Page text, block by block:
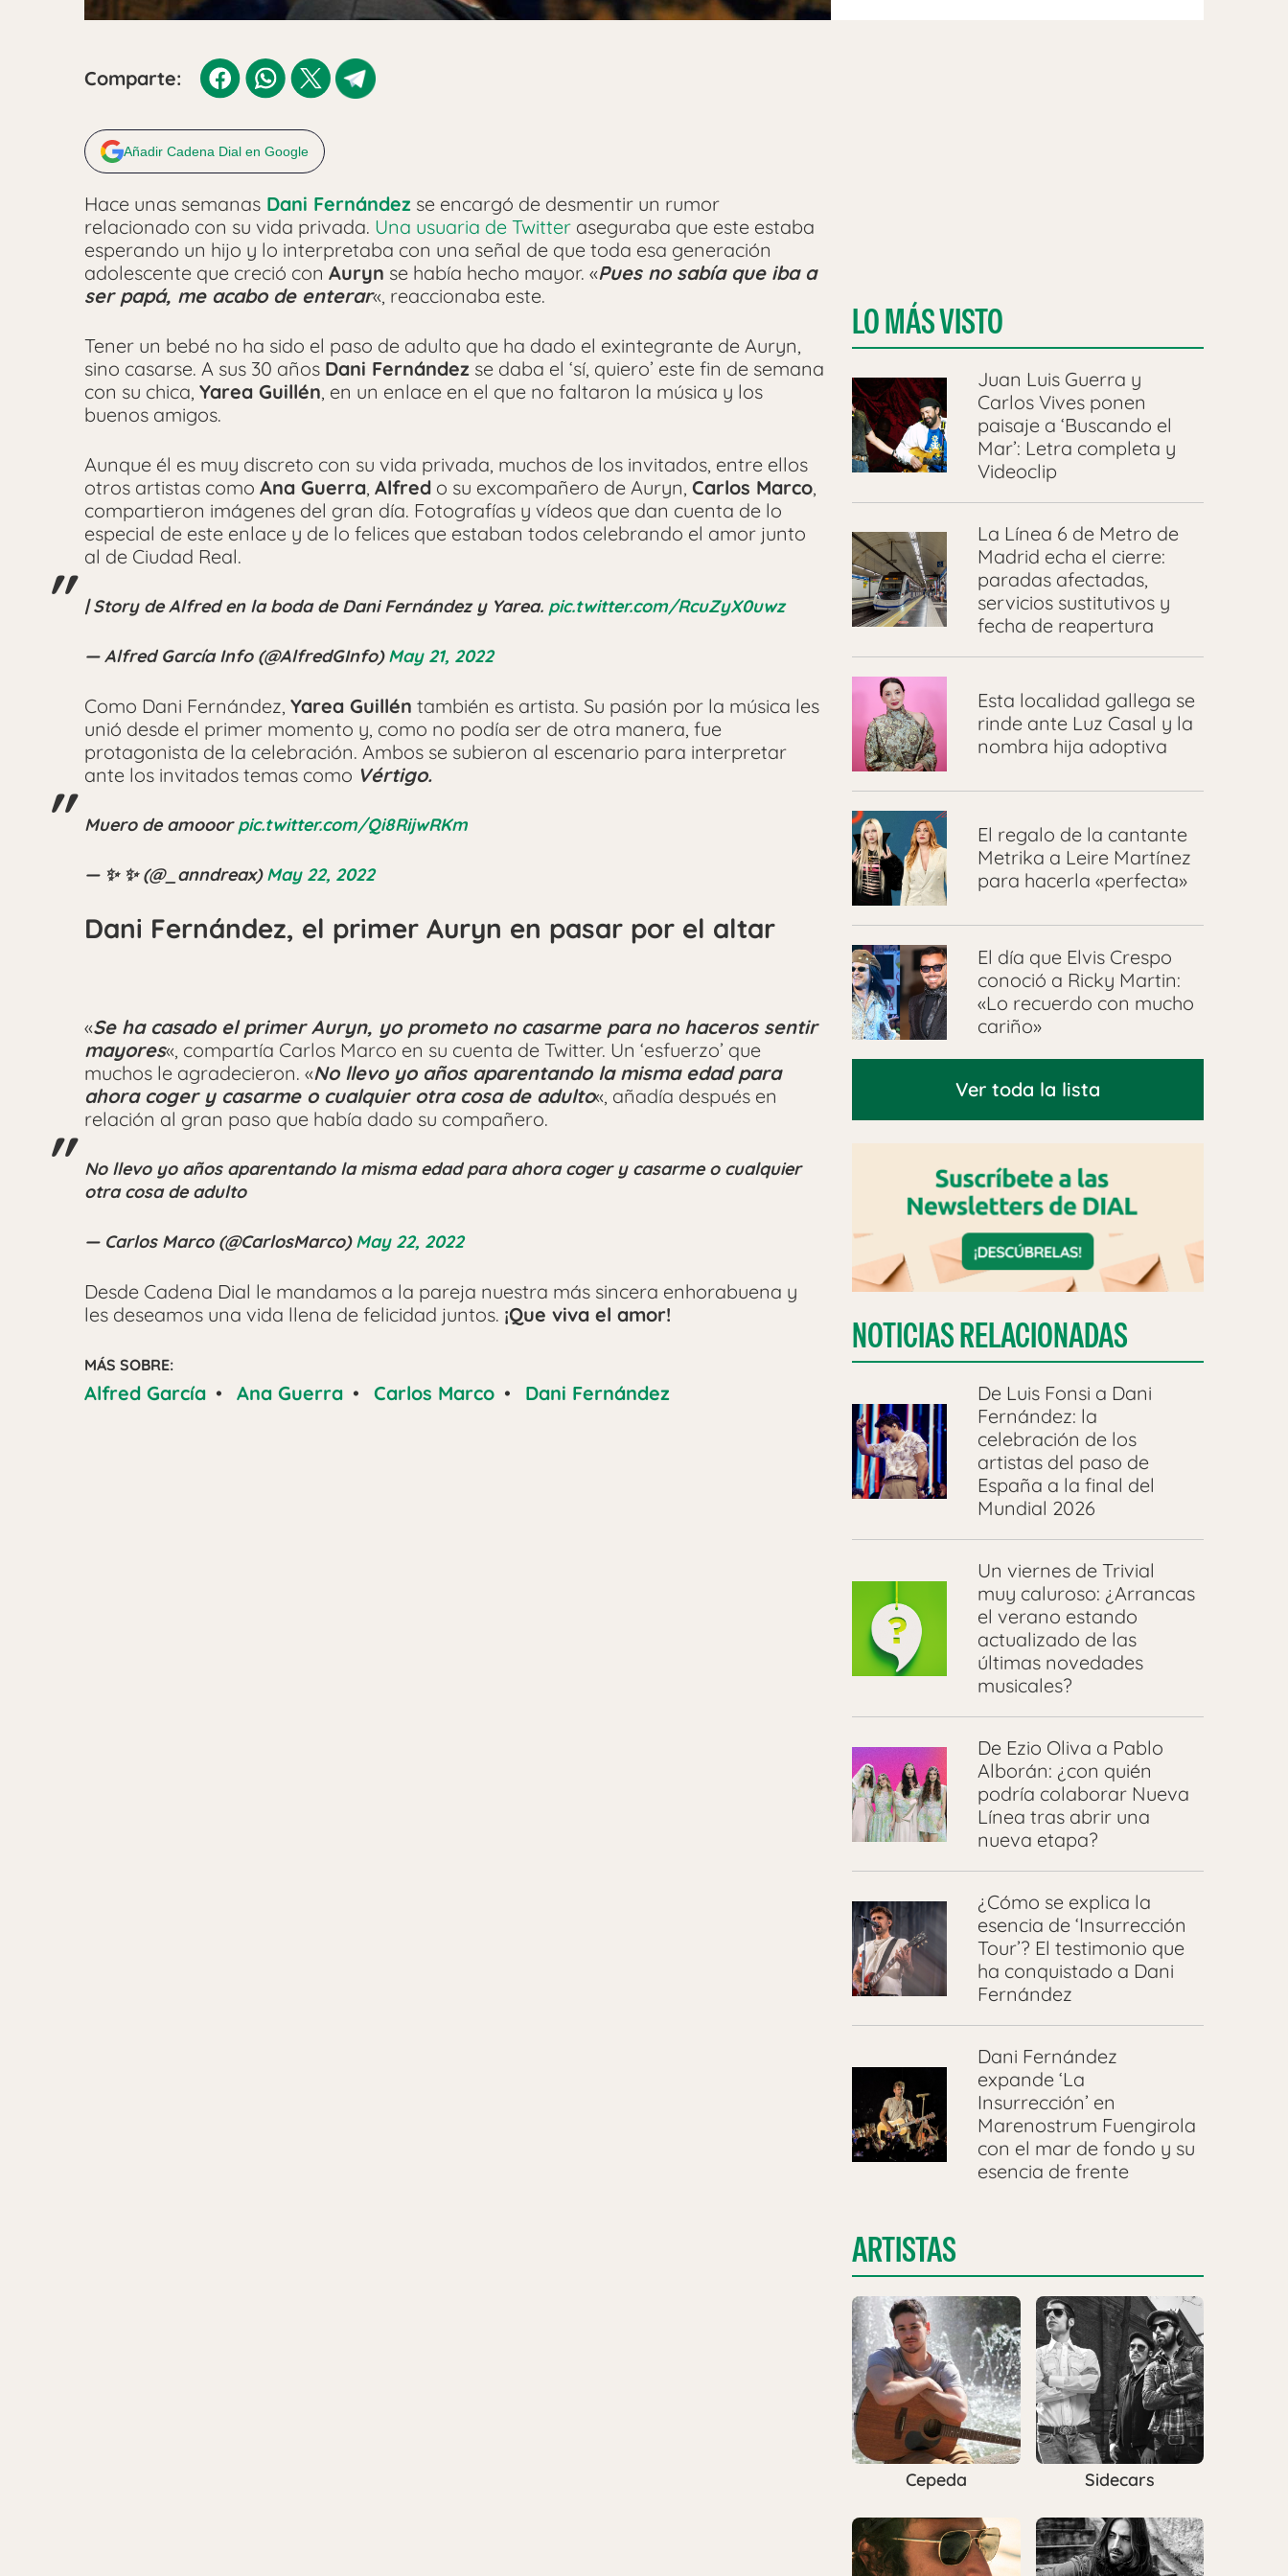
Comparte:
Añadir Cadena Dial en Google
Hace unas semanas Dani Fernández se encargó de desmentir un rumor
relacionado con su vida privada. Una usuaria de Twitter aseguraba que este estaba
esperando un hijo y lo interpretaba con una señal de que toda esa generación
adolescente que creció con Auryn se había hecho mayor. «Pues no sabía que iba a
ser papá, me acabo de enterar«, reaccionaba este.
Tener un bebé no ha sido el paso de adulto que ha dado el exintegrante de Auryn,
sino casarse. A sus 30 años Dani Fernández se daba el ‘sí, quiero’ este fin de semana
con su chica, Yarea Guillén, en un enlace en el que no faltaron la música y los
buenos amigos.
Aunque él es muy discreto con su vida privada, muchos de los invitados, entre ellos
otros artistas como Ana Guerra, Alfred o su excompañero de Auryn, Carlos Marco,
compartieron imágenes del gran día. Fotografías y vídeos que dan cuenta de lo
especial de este enlace y de lo felices que estaban todos celebrando el amor junto
al de Ciudad Real.
| Story de Alfred en la boda de Dani Fernández y Yarea. pic.twitter.com/RcuZyX0uwz
— Alfred García Info (@AlfredGInfo)May 21, 2022
Como Dani Fernández, Yarea Guillén también es artista. Su pasión por la música les
unió desde el primer momento y, como no podía ser de otra manera, fue
protagonista de la celebración. Ambos se subieron al escenario para interpretar
ante los invitados temas como Vértigo.
Muero de amooorpic.twitter.com/Qi8RijwRKm
— ✨ ✨ (@_anndreax)May 22, 2022
Dani Fernández, el primer Auryn en pasar por el altar
«Se ha casado el primer Auryn, yo prometo no casarme para no haceros sentir
mayores«, compartía Carlos Marco en su cuenta de Twitter. Un ‘esfuerzo’ que
muchos le agradecieron. «No llevo yo años aparentando la misma edad para
ahora coger y casarme o cualquier otra cosa de adulto«, añadía después en
relación al gran paso que había dado su compañero.
No llevo yo años aparentando la misma edad para ahora coger y casarme o cualquier
otra cosa de adulto
— Carlos Marco (@CarlosMarco)May 22, 2022
Desde Cadena Dial le mandamos a la pareja nuestra más sincera enhorabuena y
les deseamos una vida llena de felicidad juntos. ¡Que viva el amor!
MÁS SOBRE:
Alfred García • Ana Guerra • Carlos Marco • Dani Fernández
LO MÁS VISTO
Juan Luis Guerra y
Carlos Vives ponen
paisaje a ‘Buscando el
Mar’: Letra completa y
Videoclip
La Línea 6 de Metro de
Madrid echa el cierre:
paradas afectadas,
servicios sustitutivos y
fecha de reapertura
Esta localidad gallega se
rinde ante Luz Casal y la
nombra hija adoptiva
El regalo de la cantante
Metrika a Leire Martínez
para hacerla «perfecta»
El día que Elvis Crespo
conoció a Ricky Martin:
«Lo recuerdo con mucho
cariño»
Ver toda la lista
NOTICIAS RELACIONADAS
De Luis Fonsi a Dani
Fernández: la
celebración de los
artistas del paso de
España a la final del
Mundial 2026
Un viernes de Trivial
muy caluroso: ¿Arrancas
el verano estando
actualizado de las
últimas novedades
musicales?
De Ezio Oliva a Pablo
Alborán: ¿con quién
podría colaborar Nueva
Línea tras abrir una
nueva etapa?
¿Cómo se explica la
esencia de ‘Insurrección
Tour’? El testimonio que
ha conquistado a Dani
Fernández
Dani Fernández
expande ‘La
Insurrección’ en
Marenostrum Fuengirola
con el mar de fondo y su
esencia de frente
ARTISTAS
Cepeda Sidecars